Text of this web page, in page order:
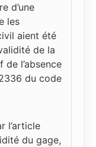
d’une
les
aient été
de la
l’absence
du code
l’article
du gage,